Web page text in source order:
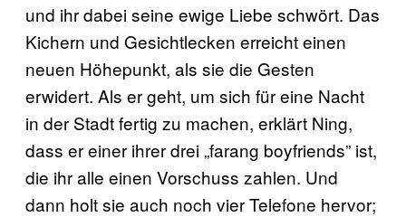
und ihr dabei seine ewige Liebe schwört. Das
Kichern und Gesichtlecken erreicht einen
neuen Höhepunkt, als sie die Gesten
erwidert. Als er geht, um sich für eine Nacht
in der Stadt fertig zu machen, erklärt Ning,
dass er einer ihrer drei „farang boyfriends” ist,
die ihr alle einen Vorschuss zahlen. Und
dann holt sie auch noch vier Telefone hervor;